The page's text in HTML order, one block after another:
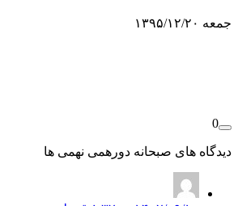
۱۳۹۵/۱۲/۲۰
0
هایصبحانه دورهمی نهمی ها